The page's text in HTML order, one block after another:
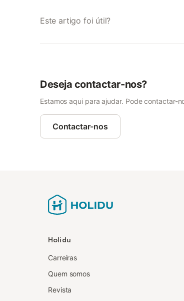
Este artigo foi útil?
Deseja contactar-nos?
Estamos aqui para ajudar. Pode contactar-
Contactar-nos
Holidu
Carreiras
Quem somos
Revista